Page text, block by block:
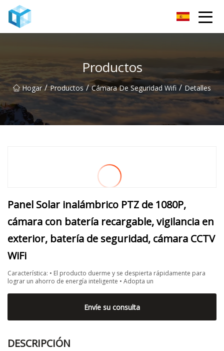
Productos
Hogar / Productos / Cámara De Seguridad Wifi / Detalles
Panel Solar inalámbrico PTZ de 1080P,
cámara con batería recargable, vigilancia en
exterior, batería de seguridad, cámara CCTV
WiFi
Característica: • El producto duerme y se despierta rápidamente para
lograr un ahorro de energía inteligente • Adopta un
Envíe su consulta
DESCRIPCIÓN